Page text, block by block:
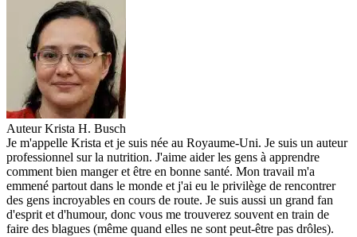
Auteur Krista H. Busch
Je m'appelle Krista et je suis née au Royaume-Uni. Je suis un auteur
professionnel sur la nutrition. J'aime aider les gens à apprendre
comment bien manger et être en bonne santé. Mon travail m'a
emmené partout dans le monde et j'ai eu le privilège de rencontrer
des gens incroyables en cours de route. Je suis aussi un grand fan
d'esprit et d'humour, donc vous me trouverez souvent en train de
faire des blagues (même quand elles ne sont peut-être pas drôles).